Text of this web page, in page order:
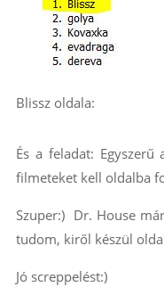
Blissz oldala:
És a feladat: Egyszerű
filmeteket kell oldalba
Szuper:) Dr. House
tudom, kiről készül
Jó screppelést:)